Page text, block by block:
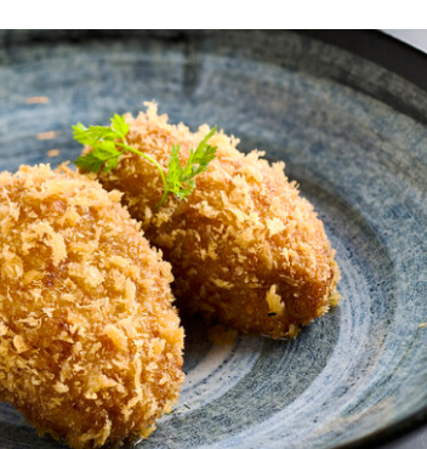
ンク作成、配膳、接客、会計、テーブルの片付けなど
イント
者の紹介など、将来の独立に向け必要なことはすべ
プの度合いによって、給与はどんどんアップしてい